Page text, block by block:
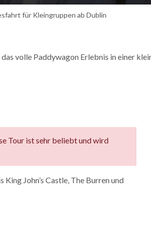
für Kleingruppen ab Dublin
volle Paddywagon Erlebnis in einer
Tour ist sehr beliebt und wird
John’s Castle, The Burren und